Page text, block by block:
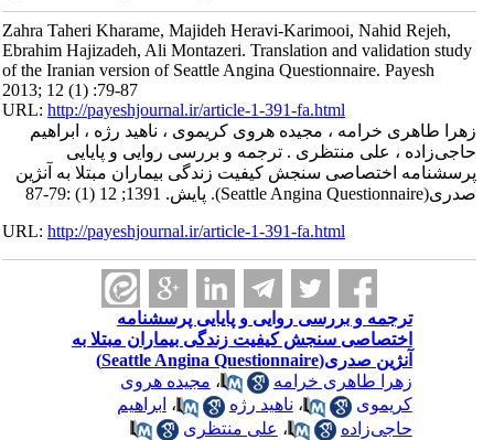
Zahra Taheri Kharame, Majideh Heravi-Karimooi, Nahid Rejeh,
Ebrahim Hajizadeh, Ali Montazeri. Translation and validation study
of the Iranian version of Seattle Angina Questionnaire. Payesh
2013; 12 (1) :79-87
URL:http://payeshjournal.ir/article-1-391-fa.html
زهرا طاهری خرامه ، مجیده هروی کریموی ، ناهید رژه ، ابراهیم
حاجی‌زاده ، علی منتظری . ترجمه و بررسی روایی و پایایی
پرسشنامه اختصاصی سنجش کیفیت زندگی بیماران مبتلا به آنژین
صدری(Seattle Angina Questionnaire). پایش. 1391; 12 (1) :79-87
URL:http://payeshjournal.ir/article-1-391-fa.html
ترجمه و بررسی روایی و پایایی پرسشنامه
اختصاصی سنجش کیفیت زندگی بیماران مبتلا به
آنژین صدری(Seattle Angina Questionnaire)
زهرا طاهری خرامه
،مجیده هروی
کریموی
،ناهید رژه ،ابراهیم
حاجی‌زاده
،علی منتظری